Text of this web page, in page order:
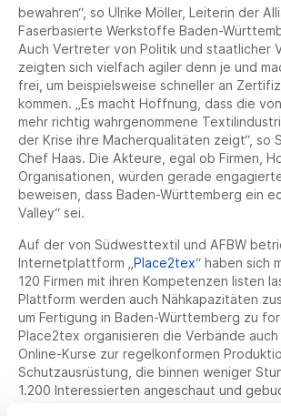
bewahren“, so Ulrike Möller, Leiterin der
Faserbasierte Werkstoffe Baden-
Auch Vertreter von Politik und staatlicher
zeigten sich vielfach agiler denn je und
frei, um beispielsweise schneller an
kommen. „Es macht Hoffnung, dass die
mehr richtig wahrgenommene
der Krise ihre Macherqualitäten zeigt“, so
Chef Haas. Die Akteure, egal ob Firmen,
Organisationen, würden gerade
beweisen, dass Baden-Württemberg ein
Valley“ sei.
Auf der von Südwesttextil und AFBW
Internetplattform „ Place2tex“ haben sich
120 Firmen mit ihren Kompetenzen listen
Plattform werden auch Nähkapazitäten
um Fertigung in Baden-Württemberg zu
Place2tex organisieren die Verbände auch
Online-Kurse zur regelkonformen
Schutzausrüstung, die binnen weniger
1.200 Interessierten angeschaut und